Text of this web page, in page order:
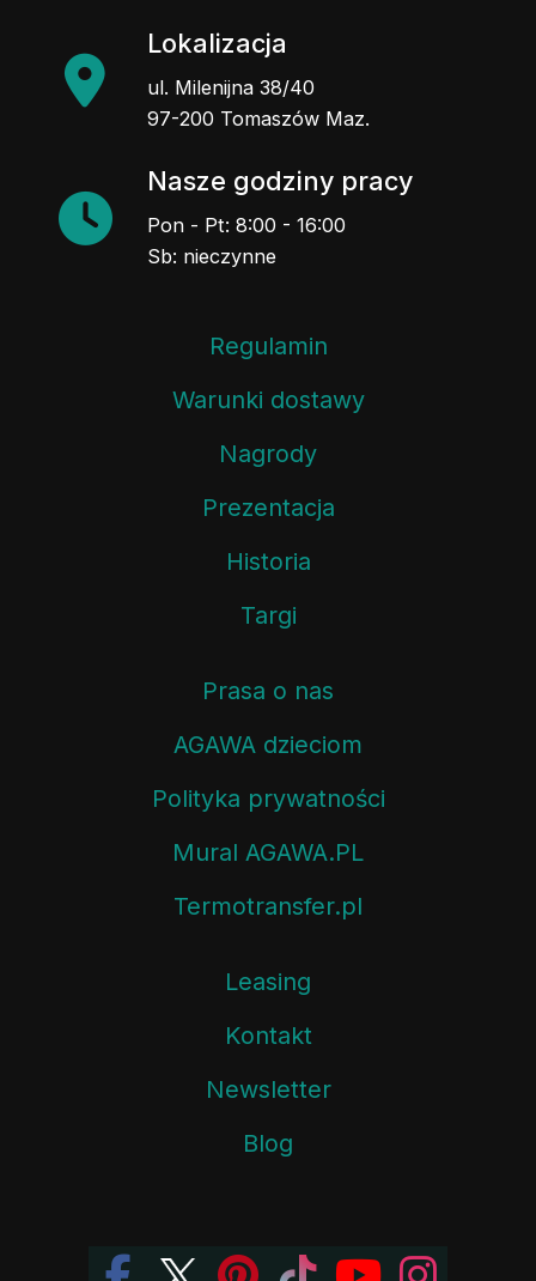
Lokalizacja
ul. Milenijna 38/40
97-200 Tomaszów Maz.
Nasze godziny pracy
Pon - Pt: 8:00 - 16:00
Sb: nieczynne
Regulamin
Warunki dostawy
Nagrody
Prezentacja
Historia
Targi
Prasa o nas
AGAWA dzieciom
Polityka prywatności
Mural AGAWA.PL
Termotransfer.pl
Leasing
Kontakt
Newsletter
Blog